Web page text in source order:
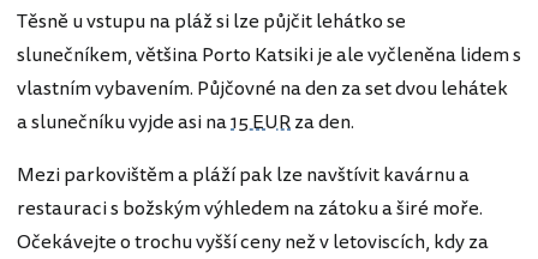
Těsně u vstupu na pláž si lze půjčit lehátko se
slunečníkem, většina Porto Katsiki je ale vyčleněna lidem s
vlastním vybavením. Půjčovné na den za set dvou lehátek
a slunečníku vyjde asi na15 EURza den.
Mezi parkovištěm a pláží pak lze navštívit kavárnu a
restauraci s božským výhledem na zátoku a širé moře.
Očekávejte o trochu vyšší ceny než v letoviscích, kdy za